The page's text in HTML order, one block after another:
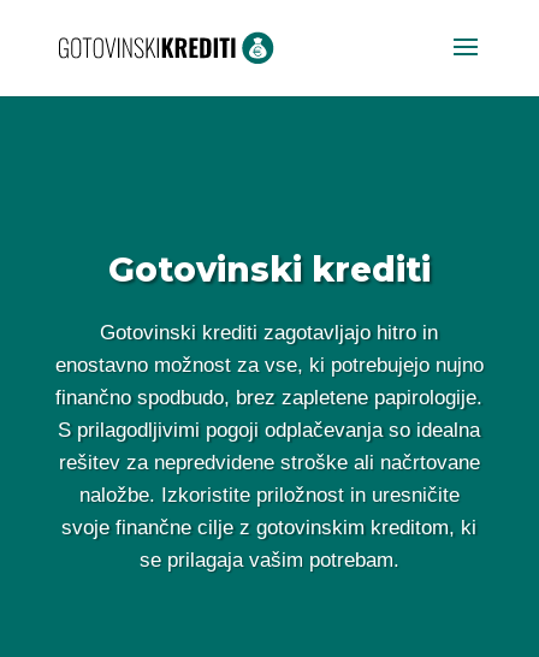
Gotovinski krediti
Gotovinski krediti zagotavljajo hitro in
enostavno možnost za vse, ki potrebujejo nujno
finančno spodbudo, brez zapletene papirologije.
S prilagodljivimi pogoji odplačevanja so idealna
rešitev za nepredvidene stroške ali načrtovane
naložbe. Izkoristite priložnost in uresničite
svoje finančne cilje z gotovinskim kreditom, ki
se prilagaja vašim potrebam.